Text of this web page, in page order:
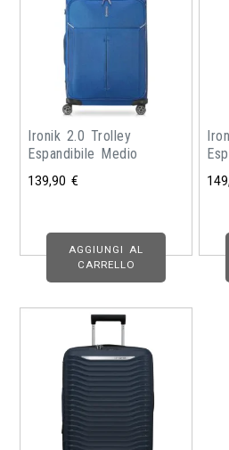
Ironik 2.0 Trolley
Espandibile Medio
139,90€
AGGIUNGI AL
CARRELLO